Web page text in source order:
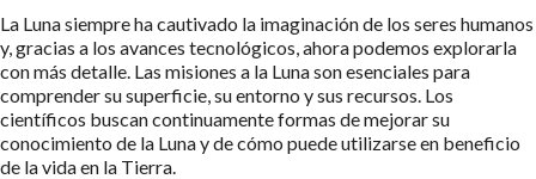
La Luna siempre ha cautivado la imaginación de los seres humanos
y, gracias a los avances tecnológicos, ahora podemos explorarla
con más detalle. Las misiones a la Luna son esenciales para
comprender su superficie, su entorno y sus recursos. Los
científicos buscan continuamente formas de mejorar su
conocimiento de la Luna y de cómo puede utilizarse en beneficio
de la vida en la Tierra.